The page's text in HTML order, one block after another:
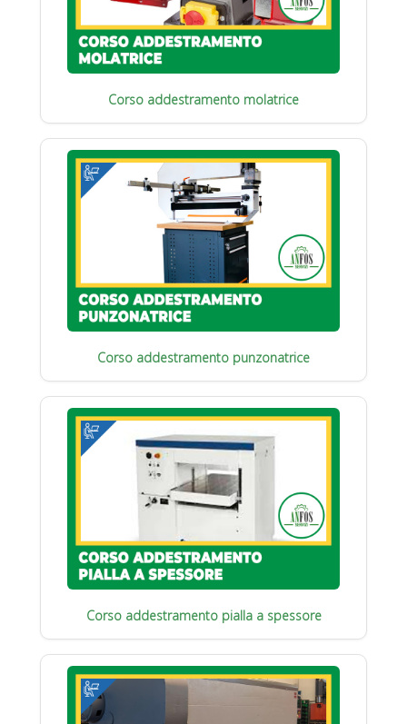
Corso addestramento molatrice
Corso addestramento punzonatrice
Corso addestramento pialla a spessore